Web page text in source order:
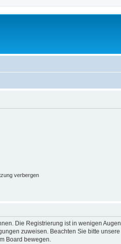
verbergen
Die Registrierung ist in wenigen
zuweisen. Beachten Sie bitte
Board bewegen.